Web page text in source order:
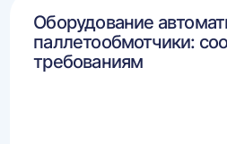
Оборудование
паллетообмотчики:
требованиям